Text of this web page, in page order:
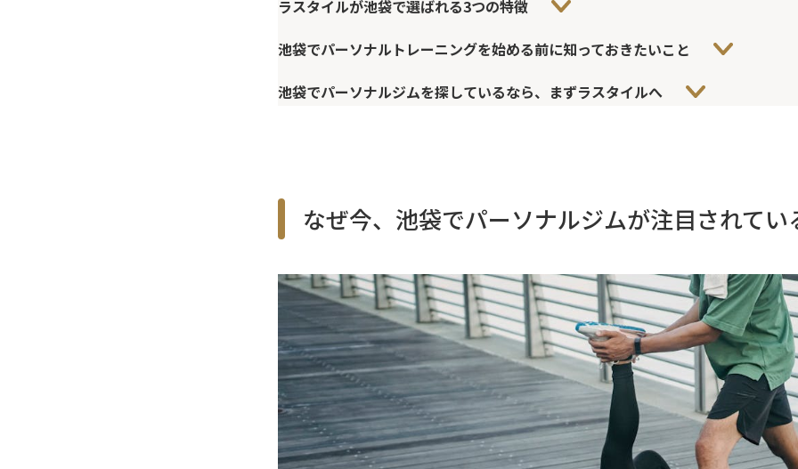
ラスタイルが池袋で選ばれる3つの特徴
池袋でパーソナルトレーニングを始める前に知っておきたいこと
池袋でパーソナルジムを探しているなら、まずラスタイルへ
なぜ今、池袋でパーソナルジムが注目されてい